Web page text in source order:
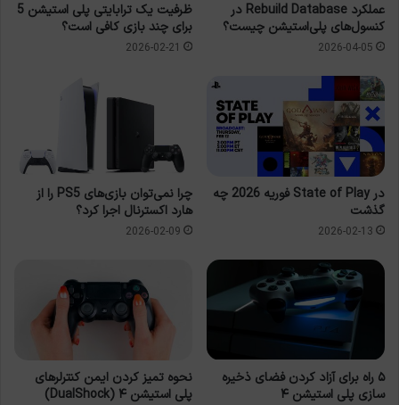
عملکرد Rebuild Database در
کنسول‌های پلی‌استیشن چیست؟
2026-04-05
ظرفیت یک ترابایتی پلی استیشن 5
برای چند بازی کافی است؟
2026-02-21
در State of Play فوریه 2026 چه
گذشت
2026-02-13
چرا نمی‌توان بازی‌های PS5 را از
هارد اکسترنال اجرا کرد؟
2026-02-09
۵ راه برای آزاد کردن فضای ذخیره
سازی پلی استیشن ۴
نحوه تمیز کردن ایمن کنترلرهای
پلی استیشن ۴ (DualShock)